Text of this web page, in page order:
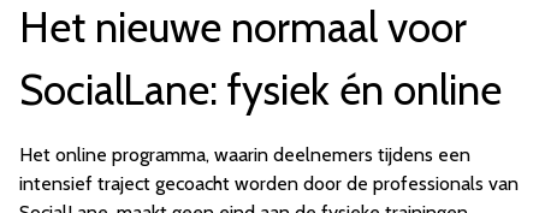
Het nieuwe normaal voor
SocialLane: fysiek én online
Het online programma, waarin deelnemers tijdens een
intensief traject gecoacht worden door de professionals van